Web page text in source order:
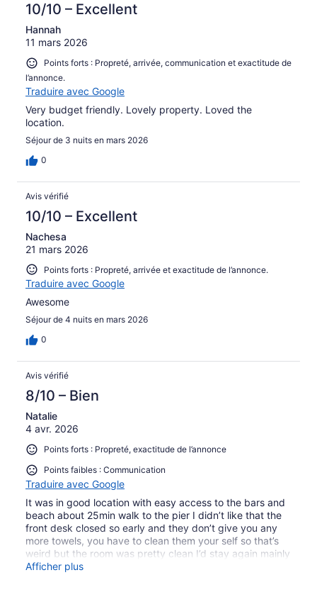
10/10 – Excellent
Hannah
11 mars 2026
Points forts : Propreté, arrivée, communication et exactitude de
l’annonce.
Traduire avec Google
Very budget friendly. Lovely property. Loved the
location.
Séjour de 3 nuits en mars 2026
0
Avis vérifié
10/10 – Excellent
Nachesa
21 mars 2026
Points forts : Propreté, arrivée et exactitude de l’annonce.
Traduire avec Google
Awesome
Séjour de 4 nuits en mars 2026
0
Avis vérifié
8/10 – Bien
Natalie
4 avr. 2026
Points forts : Propreté, exactitude de l’annonce
Points faibles : Communication
Traduire avec Google
It was in good location with easy access to the bars and
beach about 25min walk to the pier I didn’t like that the
front desk closed so early and they don’t give you any
more towels, you have to clean them your self so that’s
weird but the room was pretty clean I’d stay again mainly
for the price
Afficher plus